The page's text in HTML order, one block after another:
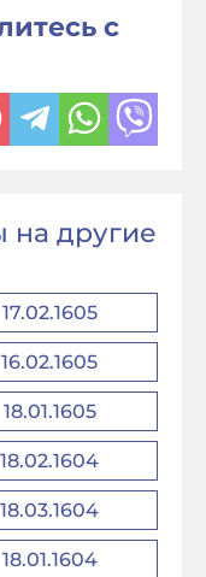
с
на другие
17.02.1605
16.02.1605
18.01.1605
18.02.1604
18.03.1604
18.01.1604